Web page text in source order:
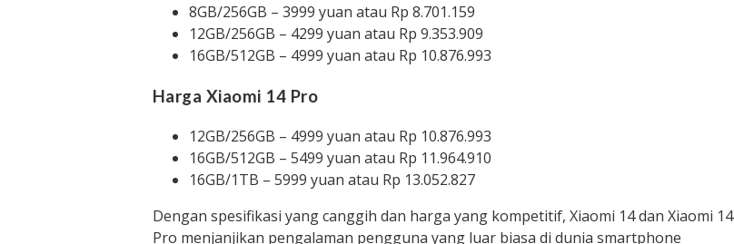
8GB/256GB – 3999 yuan atau Rp 8.701.159
12GB/256GB – 4299 yuan atau Rp 9.353.909
16GB/512GB – 4999 yuan atau Rp 10.876.993
Harga Xiaomi 14 Pro
12GB/256GB – 4999 yuan atau Rp 10.876.993
16GB/512GB – 5499 yuan atau Rp 11.964.910
16GB/1TB – 5999 yuan atau Rp 13.052.827
Dengan spesifikasi yang canggih dan harga yang kompetitif, Xiaomi 14 dan Xiaomi 14
Pro menjanjikan pengalaman pengguna yang luar biasa di dunia smartphone